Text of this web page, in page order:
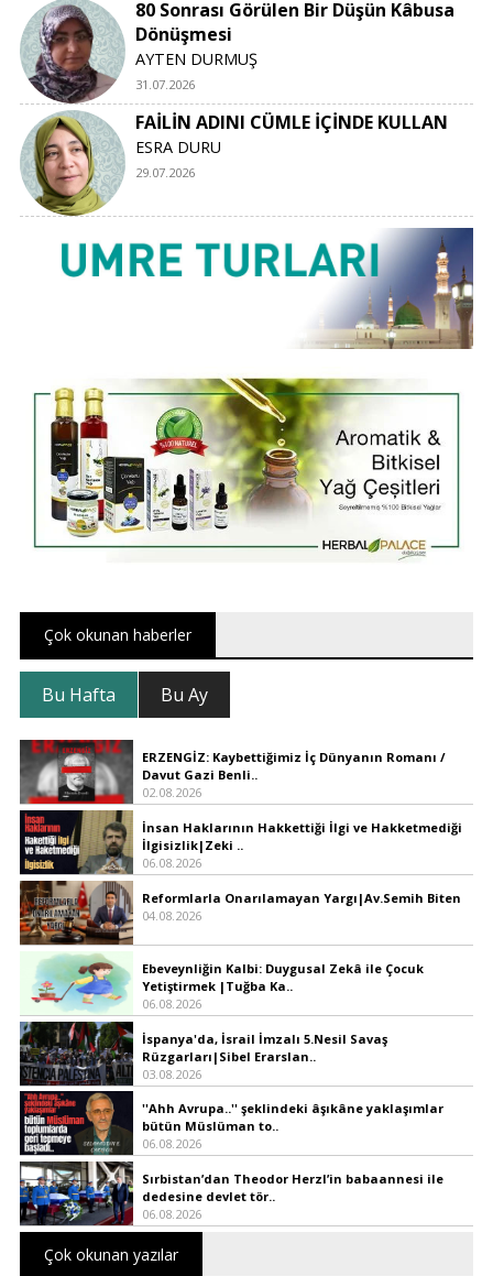
80 Sonrası Görülen Bir Düşün Kâbusa
Dönüşmesi
AYTEN DURMUŞ
31.07.2026
FAİLİN ADINI CÜMLE İÇİNDE KULLAN
ESRA DURU
29.07.2026
Çok okunan haberler
Bu Hafta Bu Ay
ERZENGİZ: Kaybettiğimiz İç Dünyanın Romanı /
Davut Gazi Benli..
02.08.2026
İnsan Haklarının Hakkettiği İlgi ve Hakketmediği
İlgisizlik|Zeki ..
06.08.2026
Reformlarla Onarılamayan Yargı|Av.Semih Biten
04.08.2026
Ebeveynliğin Kalbi: Duygusal Zekâ ile Çocuk
Yetiştirmek |Tuğba Ka..
06.08.2026
İspanya'da, İsrail İmzalı 5.Nesil Savaş
Rüzgarları|Sibel Erarslan..
03.08.2026
''Ahh Avrupa..'' şeklindeki âşıkâne yaklaşımlar
bütün Müslüman to..
06.08.2026
Sırbistan’dan Theodor Herzl’in babaannesi ile
dedesine devlet tör..
06.08.2026
Çok okunan yazılar